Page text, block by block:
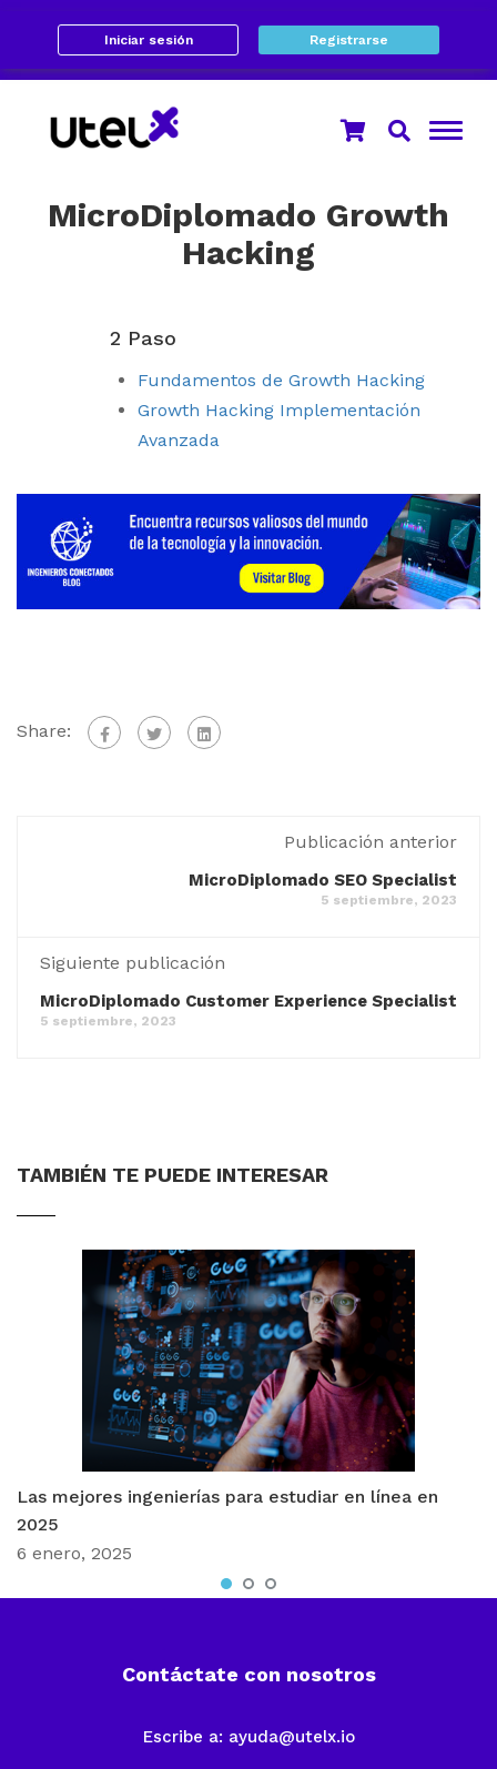
Iniciar sesión Registrarse
MicroDiplomado Growth
Hacking
2 Paso
Fundamentos de Growth Hacking
Growth Hacking Implementación
Avanzada
Share:
Publicación anterior
MicroDiplomado SEO Specialist
5 septiembre, 2023
Siguiente publicación
MicroDiplomado Customer Experience Specialist
5 septiembre, 2023
TAMBIÉN TE PUEDE INTERESAR
Las mejores ingenierías para estudiar en línea en
2025
6 enero, 2025
Contáctate con nosotros
Escribe a: ayuda@utelx.io